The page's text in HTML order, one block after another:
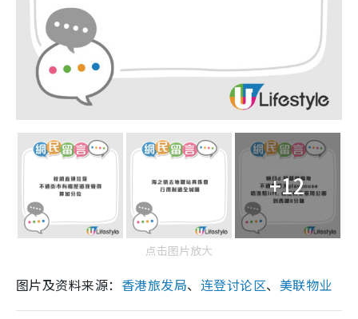
+12
点击图片放大
图片及资料来源： 香港旅发局、 连登讨论区、 美联物业